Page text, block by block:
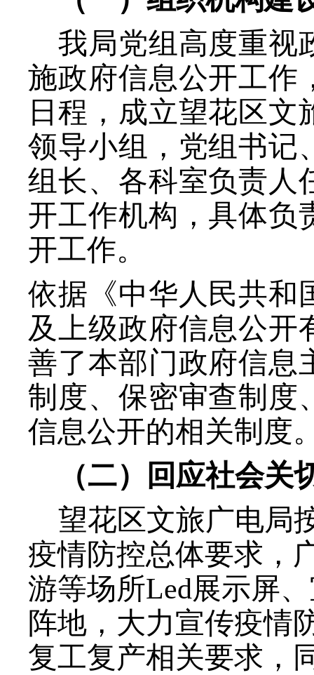
我局党组高度重视
施政府信息公开工作
日程，成立望花区
领导小组，党组书记
组长、各科室负责人
开工作机构，具体负
开工作。
依据《中华人民共和
及上级政府信息公开
善了本部门政府信息
制度、保密审查制度
信息公开的相关制度
（二）
回应社会关
望花区文旅广电局
疫情防控总体要求，
游等场所Led展示屏
阵地，大力宣传疫情
复工复产相关要求，